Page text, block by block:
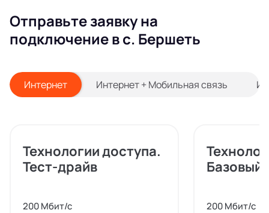
Отправьте заявку на
подключение в с. Бершеть
Интернет Интернет + Мобильная связь
Технологии доступа.
Тест-драйв
200 Мбит/с
Базовый
200 Мбит/с